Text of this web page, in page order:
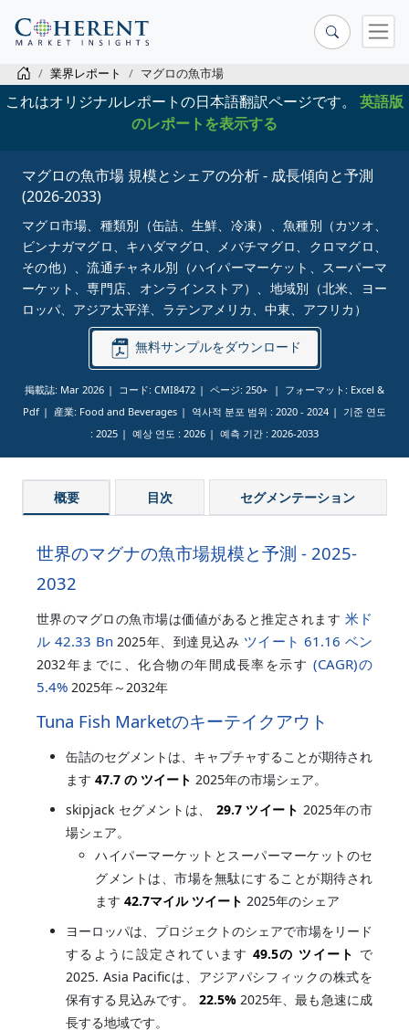
業界レポート マグロの魚市場
これはオリジナルレポートの日本語翻訳ページです。 英語版
のレポートを表示する
マグロの魚市場 規模とシェアの分析 - 成長傾向と予測
(2026-2033)
マグロ市場、種類別（缶詰、生鮮、冷凍）、魚種別（カツオ、
ビンナガマグロ、キハダマグロ、メバチマグロ、クロマグロ、
その他）、流通チャネル別（ハイパーマーケット、スーパーマ
ーケット、専門店、オンラインストア）、地域別（北米、ヨー
ロッパ、アジア太平洋、ラテンアメリカ、中東、アフリカ）
無料サンプルをダウンロード
掲載誌: Mar 2026 コード: CMI8472 ページ: 250+
フォーマット: Excel &
Pdf
産業: Food and Beverages 역사적 분포 범위 : 2020 - 2024
기준 연도
: 2025 예상 연도 : 2026 예측 기간 : 2026-2033
概要 目次 セグメンテーション
世界のマグナの魚市場規模と予測 - 2025-
2032
世界のマグロの魚市場は価値があると推定されます 米ド
ル 42.33 Bn 2025年、到達見込み ツイート 61.16 ベン
2032年までに、化合物の年間成長率を示す (CAGR)の
5.4% 2025年～2032年
Tuna Fish Marketのキーテイクアウト
缶詰のセグメントは、キャプチャすることが期待され
ます 47.7 の ツイート 2025年の市場シェア。
skipjack セグメントは、 29.7 ツイート 2025年の市
場シェア。
ハイパーマーケットとスーパーマーケットのセ
グメントは、市場を無駄にすることが期待され
ます 42.7マイル ツイート 2025年のシェア
ヨーロッパは、プロジェクトのシェアで市場をリード
するように設定されています49.5の ツイート で
2025. Asia Pacificは、アジアパシフィックの株式を
保有する見込みです。 22.5%2025年、最も急速に成
長する地域です。